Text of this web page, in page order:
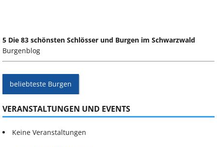
5 Die 83 schönsten Schlösser und Burgen im Schwarzwald
Burgenblog
beliebteste Burgen
VERANSTALTUNGEN UND EVENTS
Keine Veranstaltungen